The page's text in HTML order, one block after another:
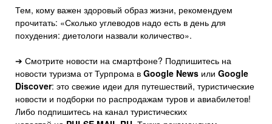
Тем, кому важен здоровый образ жизни, рекомендуем
прочитать: «Сколько углеводов надо есть в день для
похудения: диетологи назвали количество».
➔ Смотрите новости на смартфоне? Подпишитесь на
новости туризма от Турпрома в Google News или Google
Discover: это свежие идеи для путешествий, туристические
новости и подборки по распродажам туров и авиабилетов!
Либо подпишитесь на канал туристических